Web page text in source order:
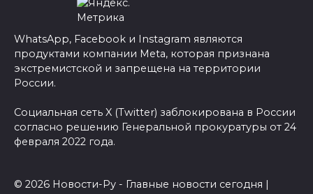
WhatsApp, Facebook и Instagram являются
продуктами компании Meta, которая признана
экстремистской и запрещена на территории
России.
Социальная сеть X (Twitter) заблокирована в России
согласно решению Генеральной прокуратуры от 24
февраля 2022 года.
© 2026 Новости-Ру - Главные новости сегодня |